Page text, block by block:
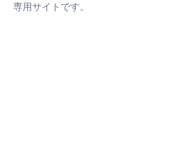
専用サイトです。